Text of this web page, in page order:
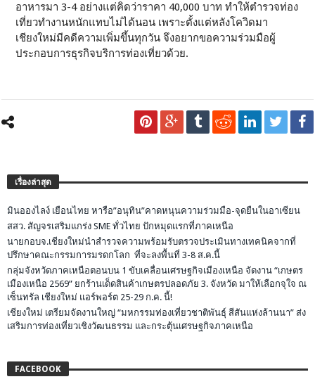
อาหารมา 3-4 อย่างแต่คิดว่าราคา 40,000 บาท ทำให้ตำรวจท่อง
เที่ยวทำงานหนักแทบไม่ได้นอน เพราะตั้งแต่หลังโควิดมา
เชียงใหม่มีคดีความเพิ่มขึ้นทุกวัน จึงอยากขอความร่วมมือผู้
ประกอบการธุรกิจบริการท่องเที่ยวด้วย.
เรื่องล่าสุด
มินอองไลง์ เยือนไทย หารือ”อนุทิน”คาดหนุนความร่วมมือ-จุดยืนในอาเซียน
สสว. สัญจรเสริมแกร่ง SME ทั่วไทย ปักหมุดแรกที่ภาคเหนือ
นายกอบจ.เชียงใหม่นำสำรวจความพร้อมรับตรวจประเมินทางเทคนิคจากที่
ปรึกษาคณะกรรมการมรดกโลก ที่จะลงพื้นที่ 3-8 ส.ค.นี้
กลุ่มจังหวัดภาคเหนือตอนบน 1 ขับเคลื่อนเศรษฐกิจเมืองเหนือ จัดงาน “เกษตร
เมืองเหนือ 2569” ยกร้านเด็ดสินค้าเกษตรปลอดภัย 3. จังหวัด มาให้เลือกจุใจ ณ
เซ็นทรัล เชียงใหม่ แอร์พอร์ต 25-29 ก.ค. นี้!
เชียงใหม่ เตรียมจัดงานใหญ่ “มหกรรมท่องเที่ยวชาติพันธุ์ สีสันแห่งล้านนา” ส่ง
เสริมการท่องเที่ยวเชิงวัฒนธรรม และกระตุ้นเศรษฐกิจภาคเหนือ
FACEBOOK